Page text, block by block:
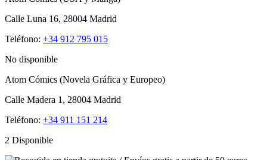
Calle Luna 16, 28004 Madrid
Teléfono: +34 912 795 015
No disponible
Atom Cómics (Novela Gráfica y Europeo)
Calle Madera 1, 28004 Madrid
Teléfono: +34 911 151 214
2 Disponible